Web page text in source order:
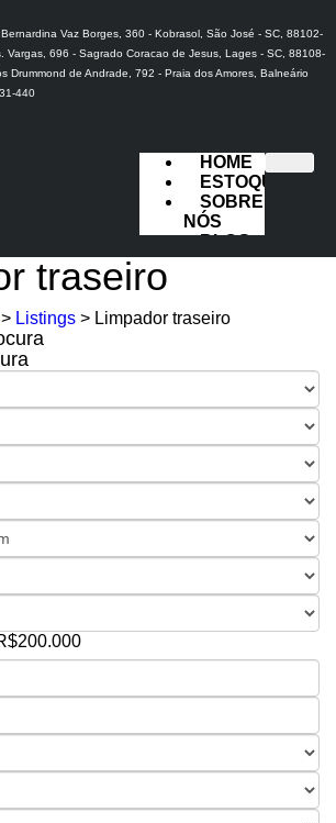
Vaz Borges, 360 - Kobrasol, São José - SC, 88102-
Vargas, 696 - Sagrado Coracao de Jesus, Lages - SC, 88108-
Drummond de Andrade, 792 - Praia dos Amores, Balneário
440
HOME
ESTOQUE
SOBRE
NÓS
BLOG
FALE
traseiro
> Listings > Limpador traseiro